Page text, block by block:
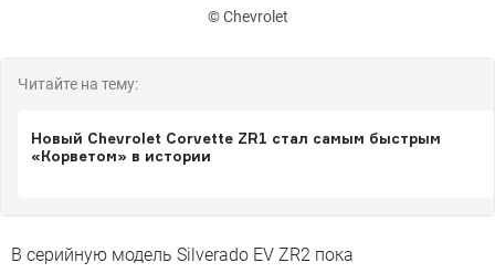
© Chevrolet
Читайте на тему:
Новый Chevrolet Corvette ZR1 стал самым быстрым
«Корветом» в истории
В серийную модель Silverado EV ZR2 пока